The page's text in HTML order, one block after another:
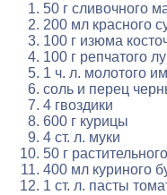
50 г сливочного
200 мл красного
100 г изюма
100 г репчатого
1 ч. л. молотого
соль и перец
4 гвоздики
600 г курицы
4 ст. л. муки
50 г
400 мл куриного
1 ст. л. пасты